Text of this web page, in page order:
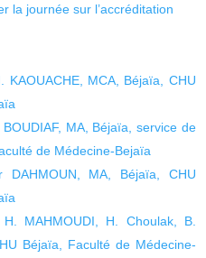
la journée sur l’accréditation
MCA, Béjaïa, CHU
MA, Béjaïa, service de
de Médecine-Bejaïa
DAHMOUN, MA, Béjaïa, CHU
MAHMOUDI, H. Choulak, B.
Béjaïa, Faculté de Médecine-